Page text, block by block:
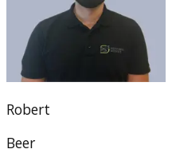
Robert
Beer